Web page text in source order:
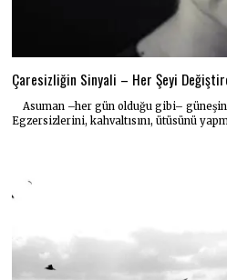
Çaresizliğin Sinyali – Her Şeyi
Asuman –her gün olduğu gibi– güneşin
Egzersizlerini, kahvaltısını, ütüsünü